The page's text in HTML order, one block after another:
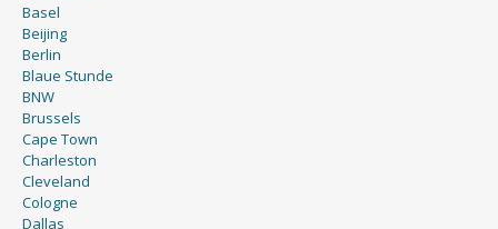
Basel
Beijing
Berlin
Blaue Stunde
BNW
Brussels
Cape Town
Charleston
Cleveland
Cologne
Dallas